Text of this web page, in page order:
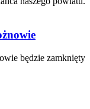
będzie zamknięty